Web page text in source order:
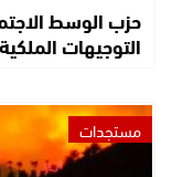
حزب الوسط
التوجيهات
مستجدات